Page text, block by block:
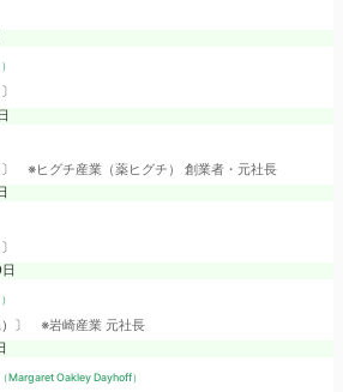
〕 ※ヒグチ産業（薬ヒグチ） 創業者・元社長
）〕 ※岩崎産業 元社長
（Margaret Oakley Dayhoff）